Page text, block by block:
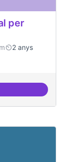
per
2 anys
digital